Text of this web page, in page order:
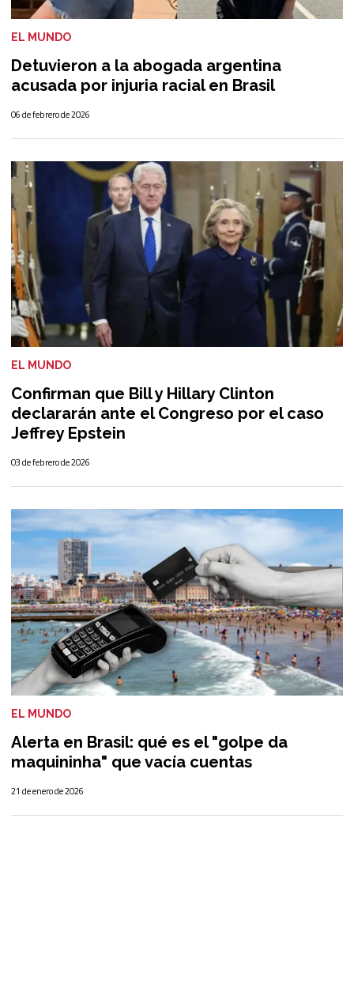
Detuvieron a la abogada argentina
acusada por injuria racial en Brasil
EL MUNDO
06 de febrero de 2026
Confirman que Bill y Hillary Clinton
declararán ante el Congreso por el caso
Jeffrey Epstein
EL MUNDO
03 de febrero de 2026
Alerta en Brasil: qué es el "golpe da
maquininha" que vacía cuentas
EL MUNDO
21 de enero de 2026